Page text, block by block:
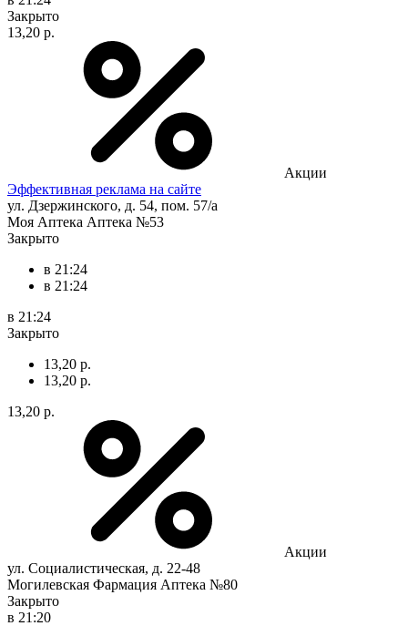
Закрыто
13,20 р.
Акции
Эффективная реклама на сайте
ул. Дзержинского, д. 54, пом. 57/а
Моя Аптека Аптека №53
Закрыто
в 21:24
в 21:24
в 21:24
Закрыто
13,20 р.
13,20 р.
13,20 р.
Акции
ул. Социалистическая, д. 22-48
Могилевская Фармация Аптека №80
Закрыто
в 21:20